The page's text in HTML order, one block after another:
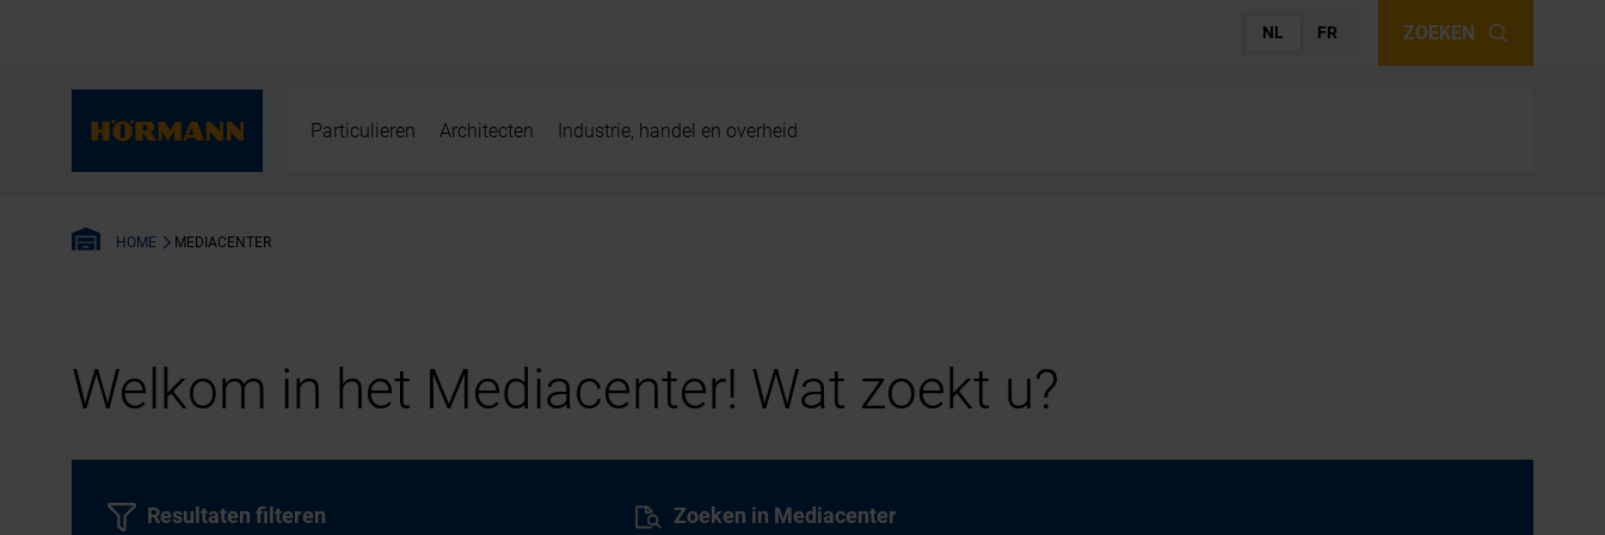
NL FR ZOEKEN
Particulieren Architecten Industrie, handel en overheid
HOME MEDIACENTER
Welkom in het Mediacenter! Wat zoekt u?
Zoeken in Mediacenter
Resultaten filteren